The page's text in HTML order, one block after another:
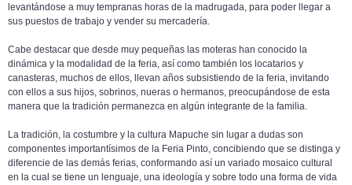
levantándose a muy tempranas horas de la madrugada, para poder llegar a
sus puestos de trabajo y vender su mercadería.
Cabe destacar que desde muy pequeñas las moteras han conocido la
dinámica y la modalidad de la feria, así como también los locatarios y
canasteras, muchos de ellos, llevan años subsistiendo de la feria, invitando
con ellos a sus hijos, sobrinos, nueras o hermanos, preocupándose de esta
manera que la tradición permanezca en algún integrante de la familia.
La tradición, la costumbre y la cultura Mapuche sin lugar a dudas son
componentes importantísimos de la Feria Pinto, concibiendo que se distinga y
diferencie de las demás ferias, conformando así un variado mosaico cultural
en la cual se tiene un lenguaje, una ideología y sobre todo una forma de vida